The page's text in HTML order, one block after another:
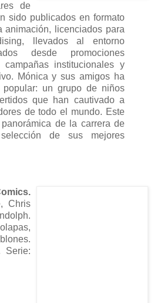
de
sido publicados en formato
animación, licenciados para
llevados al entorno
desde promociones
campañas institucionales y
Mónica y sus amigos ha
un grupo de niños
que han cautivado a
de todo el mundo. Este
de la carrera de
de sus mejores
Chris
Serie: